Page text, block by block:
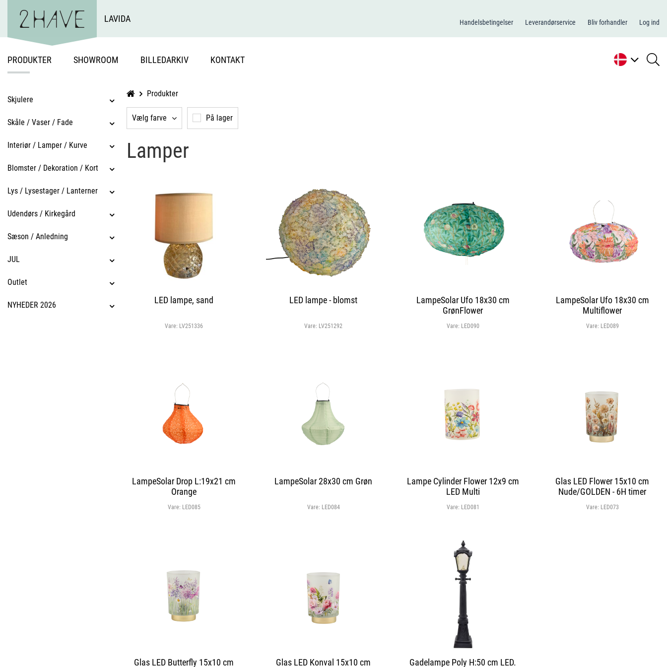
LAVIDA Handelsbetingelser Leverandørservice Bliv forhandler Log ind
PRODUKTER SHOWROOM BILLEDARKIV KONTAKT
Skjulere
Skåle / Vaser / Fade
Interiør / Lamper / Kurve
Blomster / Dekoration / Kort
Lys / Lysestager / Lanterner
Udendørs / Kirkegård
Sæson / Anledning
JUL
Outlet
NYHEDER 2026
Produkter
Vælg farve På lager
Lamper
LED lampe, sand
Vare: LV251336
LED lampe - blomst
Vare: LV251292
LampeSolar Ufo 18x30 cm
GrønFlower
Vare: LED090
LampeSolar Ufo 18x30 cm
Multiflower
Vare: LED089
LampeSolar Drop L:19x21 cm
Orange
Vare: LED085
LampeSolar 28x30 cm Grøn
Vare: LED084
Lampe Cylinder Flower 12x9 cm
LED Multi
Vare: LED081
Glas LED Flower 15x10 cm
Nude/GOLDEN - 6H timer
Vare: LED073
Glas LED Butterfly 15x10 cm Glas LED Konval 15x10 cm Gadelampe Poly H:50 cm LED.